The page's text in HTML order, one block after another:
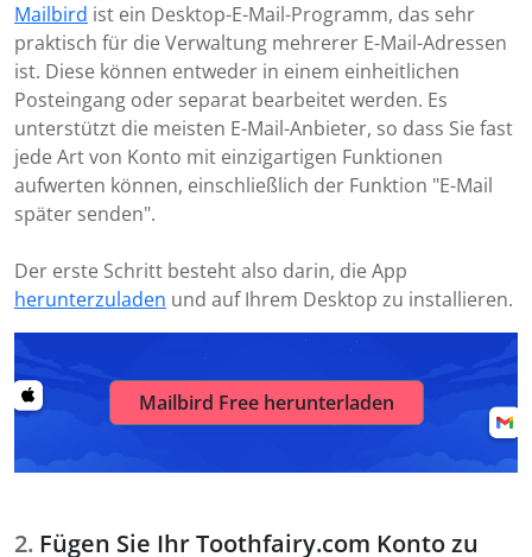
Mailbird ist ein Desktop-E-Mail-Programm, das sehr
praktisch für die Verwaltung mehrerer E-Mail-Adressen
ist. Diese können entweder in einem einheitlichen
Posteingang oder separat bearbeitet werden. Es
unterstützt die meisten E-Mail-Anbieter, so dass Sie fast
jede Art von Konto mit einzigartigen Funktionen
aufwerten können, einschließlich der Funktion "E-Mail
später senden".
Der erste Schritt besteht also darin, die App
herunterzuladen und auf Ihrem Desktop zu installieren.
Mailbird Free herunterladen
Fügen Sie Ihr Toothfairy.com Konto zu